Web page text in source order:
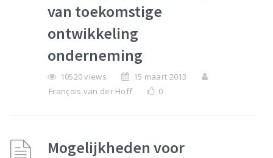
van toekomstige
ontwikkeling
onderneming
10520 views
15 maart 2013
François van der Hoff
0
Mogelijkheden voor